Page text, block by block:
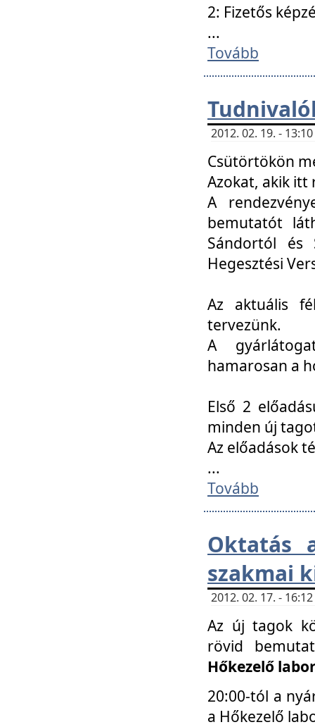
2: Fizetős
...
Tovább
2012. 02. 19. -
Csütörtökön
Azokat, akik itt
A
bemutatót
Sándortól és
Hegesztési
Az aktuális
tervezünk.
A
hamarosan a
Első 2
minden új
Az előadások
...
Tovább
Oktatás
szakmai
2012. 02. 17. -
Az új tagok
rövid
Hőkezelő
20:00-tól a
a Hőkezelő